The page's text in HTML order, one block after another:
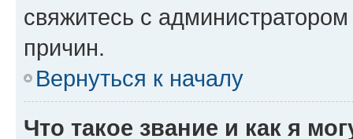
свяжитесь с
причин.
Вернуться к началу
Что такое звание и как я